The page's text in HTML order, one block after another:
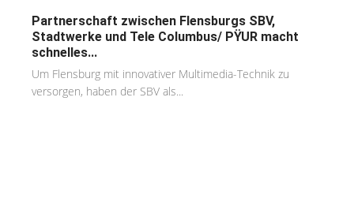
Partnerschaft zwischen Flensburgs SBV,
Stadtwerke und Tele Columbus/ PŸUR macht
schnelles...
Um Flensburg mit innovativer Multimedia-Technik zu
versorgen, haben der SBV als...